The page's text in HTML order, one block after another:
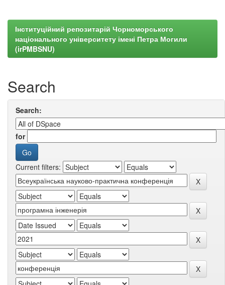
Інституційний репозитарій Чорноморського
національного університету імені Петра Могили
(irPMBSNU)
Search
Search:
for
Current filters: